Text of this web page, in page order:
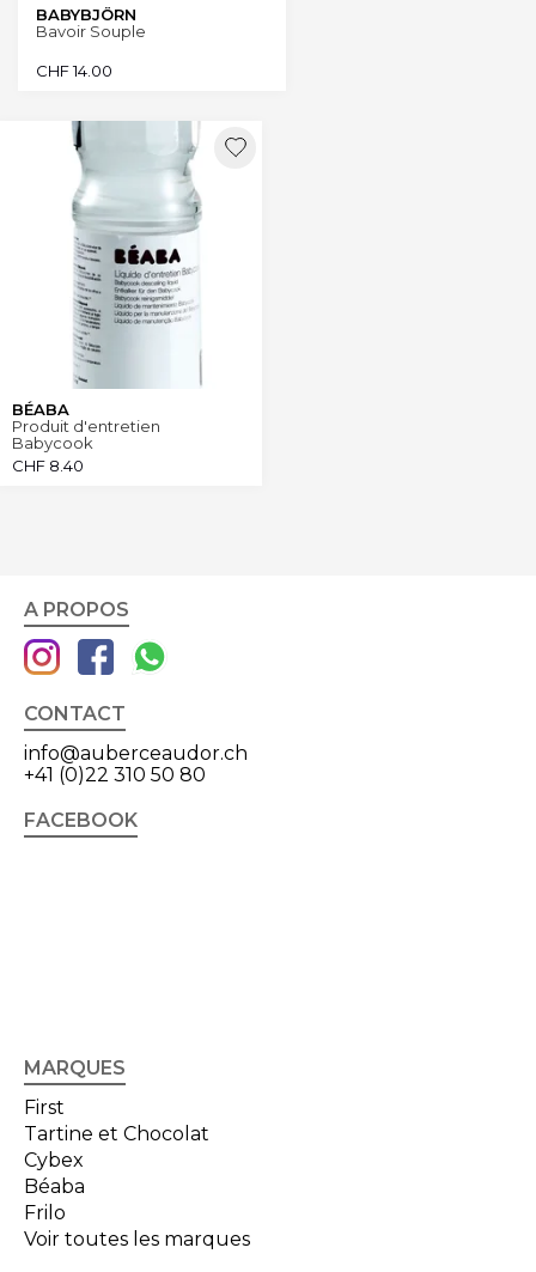
BABYBJÖRN
Bavoir Souple
CHF14.00
BÉABA
Produit d'entretien
Babycook
CHF 8.40
A PROPOS
CONTACT
info@auberceaudor.ch
+41 (0)22 310 50 80
FACEBOOK
MARQUES
First
Tartine et Chocolat
Cybex
Béaba
Frilo
Voir toutes les marques